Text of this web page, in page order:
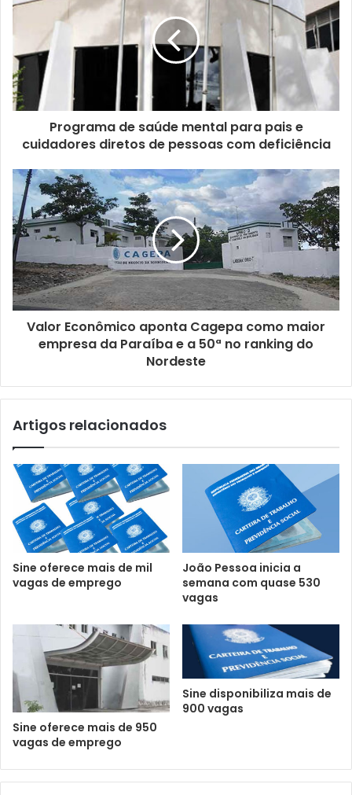
u
d
e
r
e
e
m
a
i
l
Programa de saúde mental para pais e
cuidadores diretos de pessoas com deficiência
Valor Econômico aponta Cagepa como maior
empresa da Paraíba e a 50ª no ranking do
Nordeste
Artigos relacionados
Sine oferece mais de mil
vagas de emprego
João Pessoa inicia a
semana com quase 530
vagas
Sine oferece mais de 950
vagas de emprego
Sine disponibiliza mais de
900 vagas